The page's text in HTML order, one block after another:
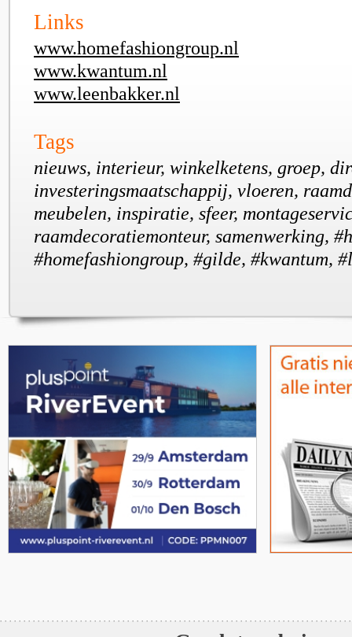
Links
www.homefashiongroup.nl
www.kwantum.nl
www.leenbakker.nl
Tags
nieuws, interieur, winkelketens, groep,
investeringsmaatschappij, vloeren,
meubelen, inspiratie, sfeer,
raamdecoratiemonteur, samenwerking,
#homefashiongroup, #gilde, #kwantum,